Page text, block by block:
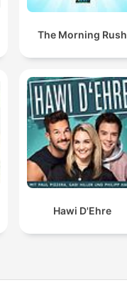
The Morning Rush
Hawi D'Ehre